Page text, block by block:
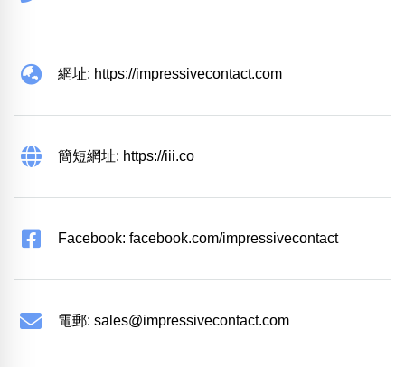
網址: https://impressivecontact.com
簡短網址: https://iii.co
Facebook: facebook.com/impressivecontact
電郵: sales@impressivecontact.com